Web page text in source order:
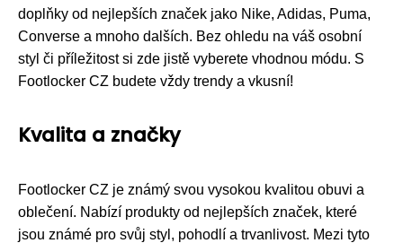
doplňky od nejlepších značek jako Nike, Adidas, Puma,
Converse a mnoho dalších. Bez ohledu na váš osobní
styl či příležitost si zde jistě vyberete vhodnou módu. S
Footlocker CZ budete vždy trendy a vkusní!
Kvalita a značky
Footlocker CZ je známý svou vysokou kvalitou obuvi a
oblečení. Nabízí produkty od nejlepších značek, které
jsou známé pro svůj styl, pohodlí a trvanlivost. Mezi tyto